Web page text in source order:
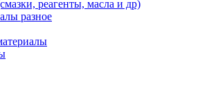
реагенты, масла и др)
разное